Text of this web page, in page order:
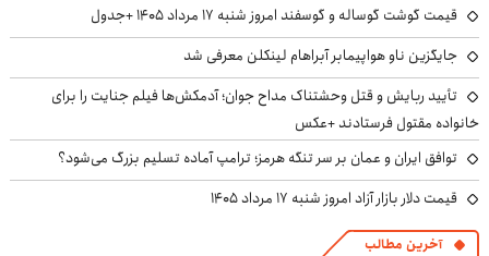
قیمت گوشت گوساله و گوسفند امروز شنبه ۱۷ مرداد ۱۴۰۵ +جدول
جایگزین ناو هواپیمابر آبراهام لینکلن معرفی شد
تأیید ربایش و قتل وحشتناک مداح جوان؛ آدمکش‌ها فیلم جنایت را برای
خانواده مقتول فرستادند +عکس
توافق ایران و عمان بر سر تنگه هرمز؛ ترامپ آماده تسلیم بزرگ می‌شود؟
قیمت دلار بازار آزاد امروز شنبه ۱۷ مرداد ۱۴۰۵
آخرین مطالب